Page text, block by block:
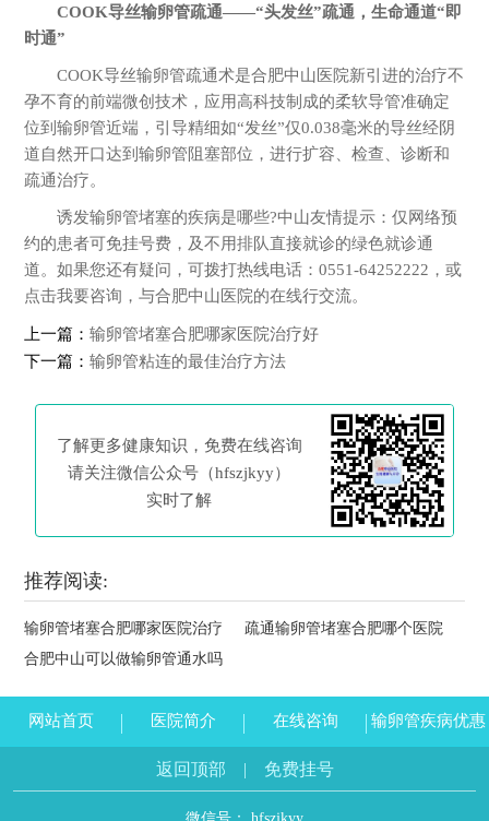
COOK导丝输卵管疏通——“头发丝”疏通，生命通道“即
时通”
COOK导丝输卵管疏通术是合肥中山医院新引进的治疗不
孕不育的前端微创技术，应用高科技制成的柔软导管准确定
位到输卵管近端，引导精细如“发丝”仅0.038毫米的导丝经阴
道自然开口达到输卵管阻塞部位，进行扩容、检查、诊断和
疏通治疗。
诱发输卵管堵塞的疾病是哪些?中山友情提示：仅网络预
约的患者可免挂号费，及不用排队直接就诊的绿色就诊通
道。如果您还有疑问，可拨打热线电话：0551-64252222，或
点击我要咨询，与合肥中山医院的在线行交流。
上一篇：输卵管堵塞合肥哪家医院治疗好
下一篇：输卵管粘连的最佳治疗方法
了解更多健康知识，免费在线咨询
请关注微信公众号（hfszjkyy）
实时了解
推荐阅读:
输卵管堵塞合肥哪家医院治疗
疏通输卵管堵塞合肥哪个医院
合肥中山可以做输卵管通水吗
网站首页 医院简介 在线咨询 输卵管疾病优惠
返回顶部 | 免费挂号